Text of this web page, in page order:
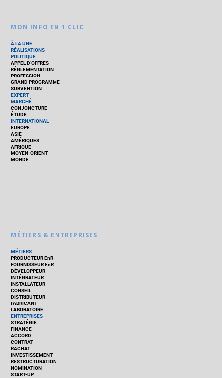
MON INFO EN 1 CLIC
À LA UNE
RÉALISATIONS
POLITIQUE
APPEL D’OFFRES
RÉGLEMENTATION
PROFESSION
GRAND PROGRAMME
SUBVENTION
EXPERT
MARCHÉ
CONJONCTURE
ÉTUDE
INTERNATIONAL
EUROPE
ASIE
AMÉRIQUES
AFRIQUE
MOYEN-ORIENT
MONDE
MÉTIERS & ENTREPRISES
MÉTIERS
PRODUCTEUR EnR
FOURNISSEUR EnR
DÉVELOPPEUR
INTÉGRATEUR
INSTALLATEUR
CONSEIL
DISTRIBUTEUR
FABRICANT
LABORATOIRE
ENTREPRISES
STRATÉGIE
FINANCE
ACCORD
CONTRAT
RACHAT
INVESTISSEMENT
RESTRUCTURATION
NOMINATION
START-UP